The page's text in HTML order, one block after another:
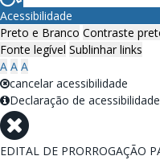
Acessibilidade
Preto e Branco Contraste
Fonte legível Sublinhar links
A A A
cancelar acessibilidade
Declaração de acessibilidade
EDITAL DE PRORROGAÇÃO